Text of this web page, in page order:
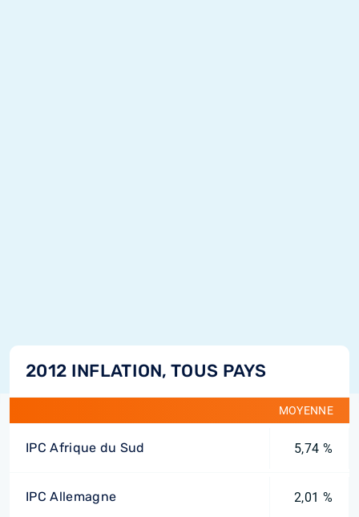
2012 INFLATION, TOUS PAYS
MOYENNE
IPC Afrique du Sud 5,74 %
IPC Allemagne 2,01 %